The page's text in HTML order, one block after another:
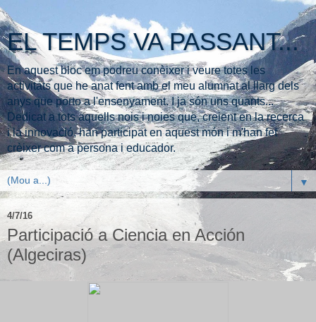
EL TEMPS VA PASSANT...
En aquest bloc em podreu conèixer i veure totes les
activitats que he anat fent amb el meu alumnat al llarg dels
anys que porto a l'ensenyament. I ja són uns quants...
Dedicat a tots aquells nois i noies que, creient en la recerca
i la innovació, han participat en aquest món i m'han fet
crèixer com a persona i educador.
▼
4/7/16
Participació a Ciencia en Acción
(Algeciras)